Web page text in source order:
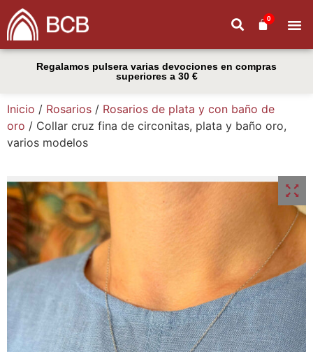
0
Regalamos pulsera varias devociones en compras
superiores a 30 €
Inicio / Rosarios / Rosarios de plata y con baño de
oro / Collar cruz fina de circonitas, plata y baño oro,
varios modelos